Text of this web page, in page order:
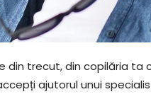
din trecut, din copilăria
ajutorul unui